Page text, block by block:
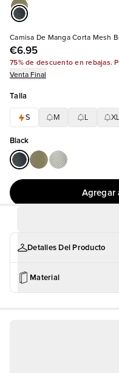
Camisa De Manga Corta Mesh
€6.95
75% de descuento en rebajas.
Venta Final
Talla
S M XL
Black
Agregar
Detalles Del Producto
Material